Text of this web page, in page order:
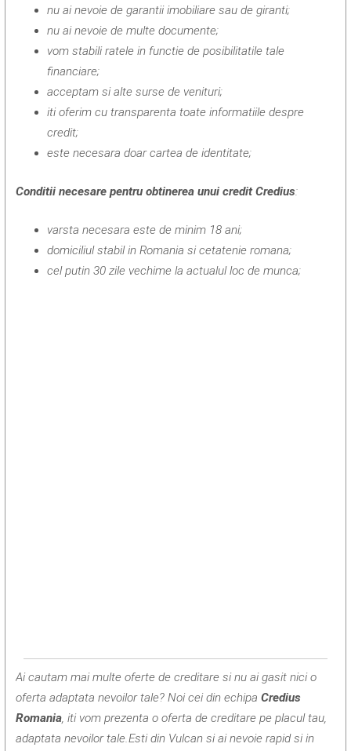
nu ai nevoie de garantii imobiliare sau de giranti;
nu ai nevoie de multe documente;
vom stabili ratele in functie de posibilitatile tale
financiare;
acceptam si alte surse de venituri;
iti oferim cu transparenta toate informatiile despre
credit;
este necesara doar cartea de identitate;
Conditii necesare pentru obtinerea unui credit Credius:
varsta necesara este de minim 18 ani;
domiciliul stabil in Romania si cetatenie romana;
cel putin 30 zile vechime la actualul loc de munca;
Ai cautam mai multe oferte de creditare si nu ai gasit nici o
oferta adaptata nevoilor tale? Noi cei din echipaCredius
Romania, iti vom prezenta o oferta de creditare pe placul tau,
adaptata nevoilor tale.Esti din Vulcan si ai nevoie rapid si in